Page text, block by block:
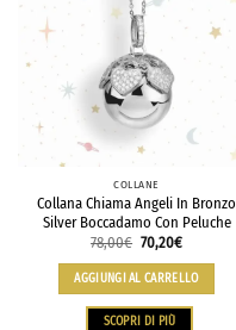
COLLANE
Collana Chiama Angeli In Bronzo
Silver Boccadamo Con Peluche
78,00€ 70,20€
AGGIUNGI AL CARRELLO
SCOPRI DI PIÙ